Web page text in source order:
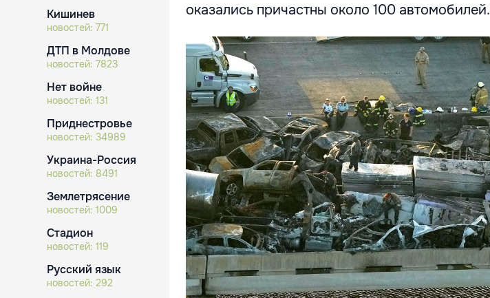
Кишинев
новостей: 771
ДТП в Молдове
новостей: 7823
Нет войне
новостей: 131
Приднестровье
новостей: 34989
Украина-Россия
новостей: 8491
Землетрясение
новостей: 1009
Стадион
новостей: 119
Русский язык
новостей: 292
оказались причастны около 100 автомобилей.